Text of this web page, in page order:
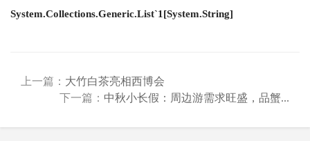
System.Collections.Generic.List`1[System.String]
上一篇： 大竹白茶亮相西博会
下一篇： 中秋小长假：周边游需求旺盛，品蟹...